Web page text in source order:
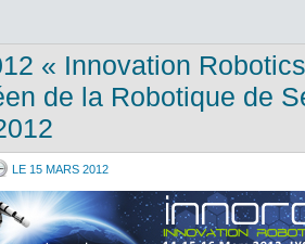
« Innovation
de la Robotique de
LE 15 MARS 2012